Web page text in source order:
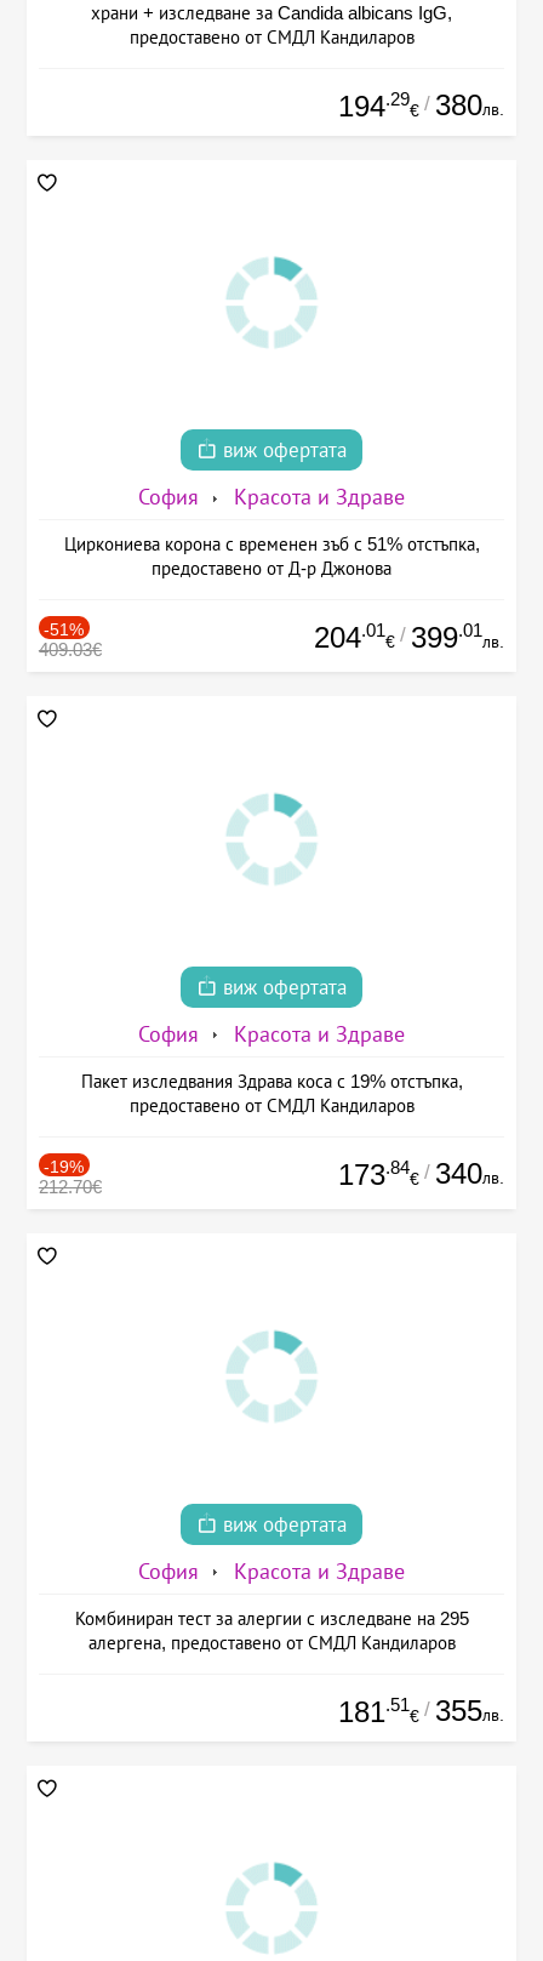
храни + изследване за Candida albicans IgG,
предоставено от СМДЛ Кандиларов
194.29
€ / 380лв.
виж офертата
София Красота и Здраве
Циркониева корона с временен зъб с 51% отстъпка,
предоставено от Д-р Джонова
-51%
409.03€ 204.01
€ / 399.01
лв.
виж офертата
София Красота и Здраве
Пакет изследвания Здрава коса с 19% отстъпка,
предоставено от СМДЛ Кандиларов
-19%
212.70€ 173.84
€ / 340лв.
виж офертата
София Красота и Здраве
Комбиниран тест за алергии с изследване на 295
алергена, предоставено от СМДЛ Кандиларов
181.51
€ / 355лв.